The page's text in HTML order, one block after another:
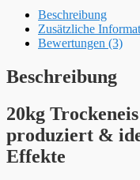
Beschreibung
Zusätzliche
Bewertungen (3)
Beschreibung
20kg
produziert &
Effekte